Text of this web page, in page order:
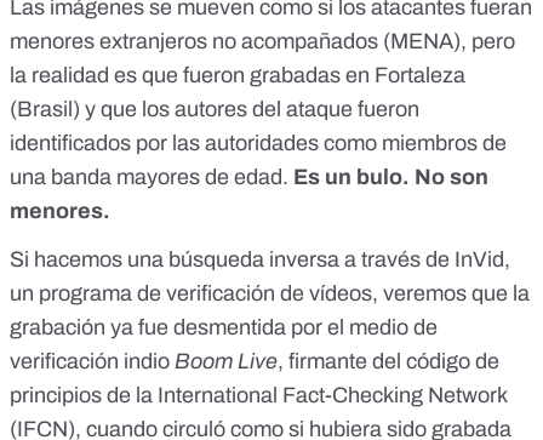
Las imágenes se mueven como si los atacantes fueran
menores extranjeros no acompañados (MENA), pero
la realidad es que fueron grabadas en Fortaleza
(Brasil) y que los autores del ataque fueron
identificados por las autoridades como miembros de
una banda mayores de edad. Es un bulo. No son
menores.
Si hacemos una búsqueda inversa a través de InVid,
un programa de verificación de vídeos, veremos que la
grabación ya fue desmentida por el medio de
verificación indio Boom Live, firmante del código de
principios de la International Fact-Checking Network
(IFCN), cuando circuló como si hubiera sido grabada